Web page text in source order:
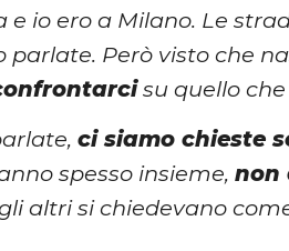
io ero a Milano. Le
Però visto che
su quello
ci siamo chieste
spesso insieme,non
altri si chiedevano